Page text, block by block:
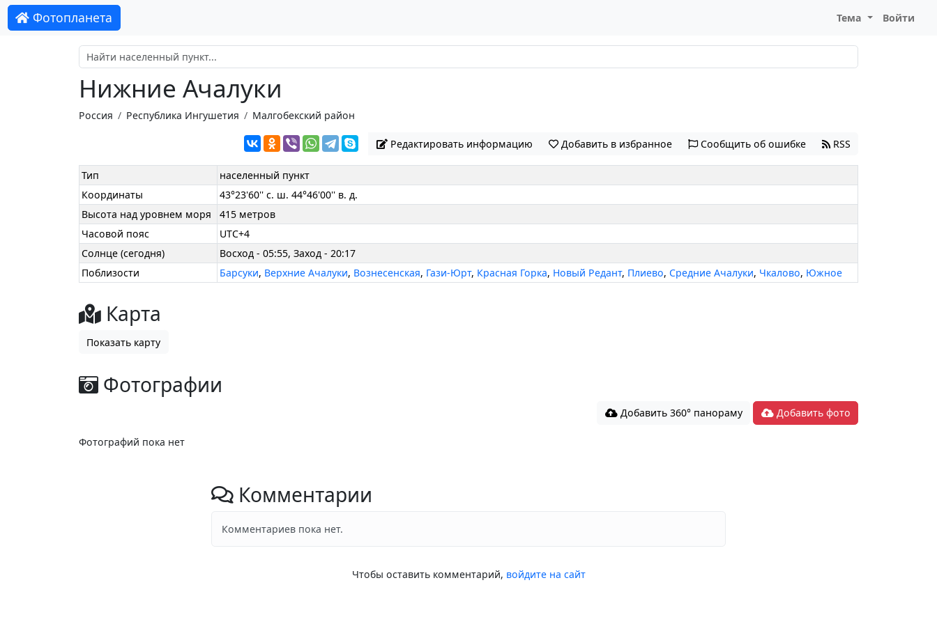
Фотопланета Тема Войти
Нижние Ачалуки
Россия Республика Ингушетия Малгобекский район
Редактировать информацию Добавить в избранное Сообщить об ошибке RSS
Тип
населенный пункт
Координаты
43°23'60'' с. ш. 44°46'00'' в. д.
Высота над уровнем моря
415 метров
Часовой пояс
UTC+4
Солнце (сегодня)
Восход - 05:55, Заход - 20:17
Поблизости
Барсуки, Верхние Ачалуки, Вознесенская, Гази-Юрт, Красная Горка, Новый Редант, Плиево, Средние Ачалуки, Чкалово, Южное
Карта
Показать карту
Фотографии
Добавить 360° панораму Добавить фото
Фотографий пока нет
Комментарии
Комментариев пока нет.
Чтобы оставить комментарий, войдите на сайт